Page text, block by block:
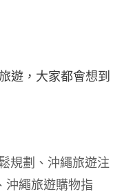
，大家都會想到
規劃 、 沖繩旅遊注
沖繩旅遊購物指